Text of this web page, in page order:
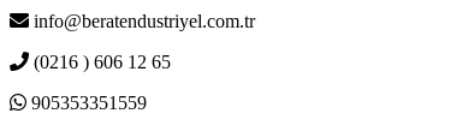
info@beratendustriyel.com.tr
(0216 ) 606 12 65
905353351559